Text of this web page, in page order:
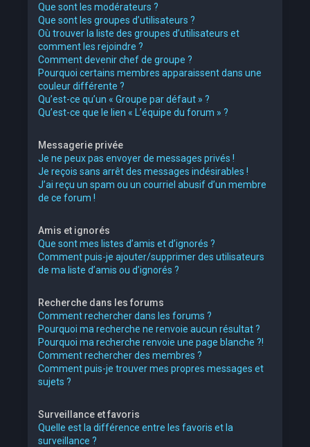
Que sont les modérateurs ?
Que sont les groupes d’utilisateurs ?
Où trouver la liste des groupes d’utilisateurs et
comment les rejoindre ?
Comment devenir chef de groupe ?
Pourquoi certains membres apparaissent dans une
couleur différente ?
Qu’est-ce qu’un « Groupe par défaut » ?
Qu’est-ce que le lien « L’équipe du forum » ?
Messagerie privée
Je ne peux pas envoyer de messages privés !
Je reçois sans arrêt des messages indésirables !
J’ai reçu un spam ou un courriel abusif d’un membre
de ce forum !
Amis et ignorés
Que sont mes listes d’amis et d’ignorés ?
Comment puis-je ajouter/supprimer des utilisateurs
de ma liste d’amis ou d’ignorés ?
Recherche dans les forums
Comment rechercher dans les forums ?
Pourquoi ma recherche ne renvoie aucun résultat ?
Pourquoi ma recherche renvoie une page blanche ?!
Comment rechercher des membres ?
Comment puis-je trouver mes propres messages et
sujets ?
Surveillance et favoris
Quelle est la différence entre les favoris et la
surveillance ?